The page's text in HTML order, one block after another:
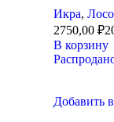
Икра,
2750,00 ₽
В корзину
Добавить